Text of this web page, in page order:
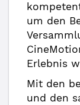
um den
Erlebnis
Mit den
und den